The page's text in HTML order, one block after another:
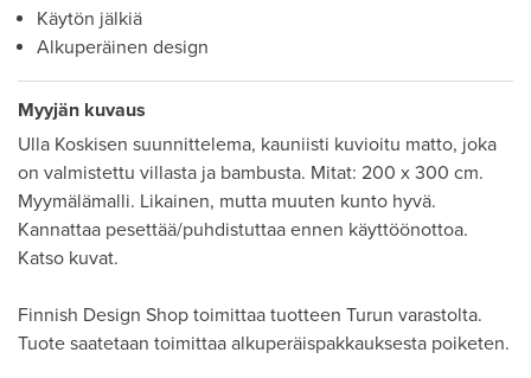
Käytön jälkiä
Alkuperäinen design
Myyjän kuvaus
Ulla Koskisen suunnittelema, kauniisti kuvioitu matto, joka
on valmistettu villasta ja bambusta. Mitat: 200 x 300 cm.
Myymälämalli. Likainen, mutta muuten kunto hyvä.
Kannattaa pesettää/puhdistuttaa ennen käyttöönottoa.
Katso kuvat.
Finnish Design Shop toimittaa tuotteen Turun varastolta.